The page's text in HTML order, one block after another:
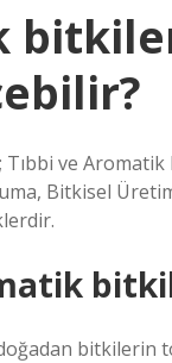
Tıbbi ve
Bitkisel
bitkilerin